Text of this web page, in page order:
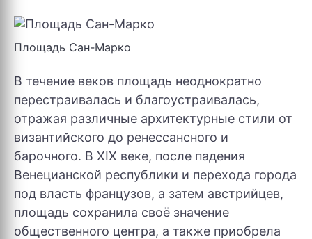
Площадь Сан-Марко
В течение веков площадь неоднократно
перестраивалась и благоустраивалась,
отражая различные архитектурные стили от
византийского до ренессансного и
барочного. В XIX веке, после падения
Венецианской республики и перехода города
под власть французов, а затем австрийцев,
площадь сохранила своё значение
общественного центра, а также приобрела